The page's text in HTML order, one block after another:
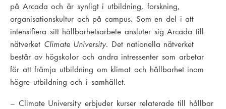
på Arcada och är synligt i utbildning, forskning,
organisationskultur och på campus. Som en del i att
intensifiera sitt hållbarhetsarbete ansluter sig Arcada till
nätverket Climate University. Det nationella nätverket
består av högskolor och andra intressenter som arbetar
för att främja utbildning om klimat och hållbarhet inom
högre utbildning och i samhället.
– Climate University erbjuder kurser relaterade till hållbar